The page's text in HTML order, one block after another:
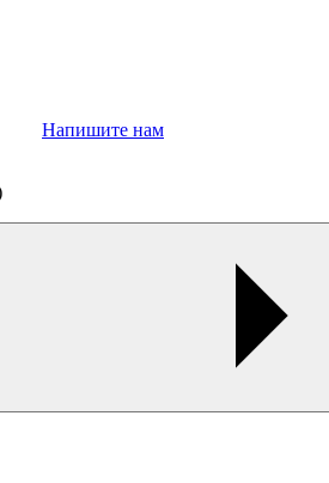
Напишите нам